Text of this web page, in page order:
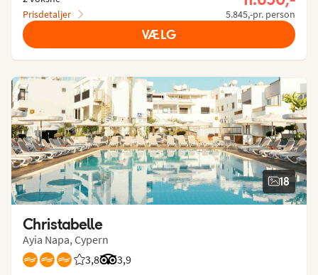
Prisdetaljer
5.845,-pr. person
VÆLG
18
Christabelle
Ayia Napa, Cypern
3,8
Bedømmelse fra Spies gæster: 3.846/5
3,9
Bedømmelse fra Tripadvisor: 3.9 of 5